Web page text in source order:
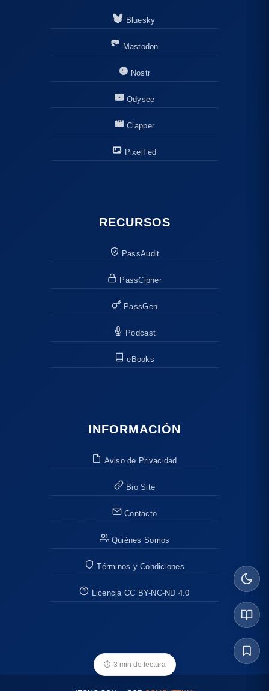
Bluesky
Mastodon
Nostr
Odysee
Clapper
PixelFed
RECURSOS
PassAudit
PassCipher
PassGen
Podcast
eBooks
INFORMACIÓN
Aviso de Privacidad
Bio Site
Contacto
Quiénes Somos
Términos y Condiciones
Licencia CC BY-NC-ND 4.0
⏱ 3 min de lectura